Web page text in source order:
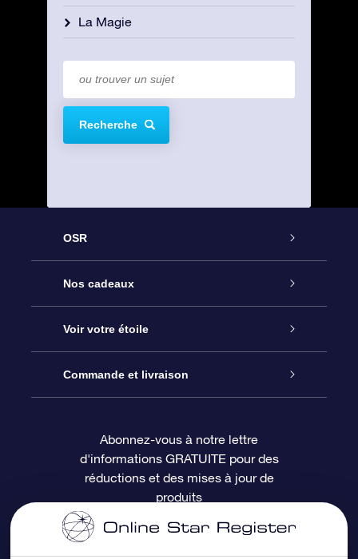
La Magie
Recherche
OSR
Service
À propos de l’OSR
Nous contacter
Questions fréquemment posées
Revues
Nos cadeaux
Cadeau d’étoile en ligne
Coffret cadeau OSR
Carte cadeau OSR
Voir votre étoile
Registre des étoiles
Page d’accueil personnalisée
Commande et livraison
Informations de paiement
Informations d’expédition
Politique de retour
Abonnez-vous à notre lettre
d'informations GRATUITE pour des
réductions et des mises à jour de
produits